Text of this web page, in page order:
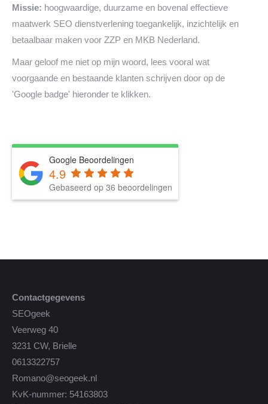
Missie: hoogwaardige, duurzame en bovenal effectieve
maatwerk SEO dienstverlening toegankelijk, inzichtelijk en
betaalbaar maken voor ZZP en MKB Nederland.
Maar geloof me niet op mijn woord, lees vooral wat
voorgaande en bestaande klanten schrijven door op de
'Google badge' hieronder te klikken.
Google Beoordelingen
4.9
Gebaseerd op 36 beoordelingen
Contactgegevens
SEOgeek
Veerweg 40
3231 CW, Brielle
0613322757
Romano@seogeek.nl
KvK-nummer: 54163803